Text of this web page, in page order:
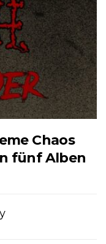
Chaos
fünf Alben